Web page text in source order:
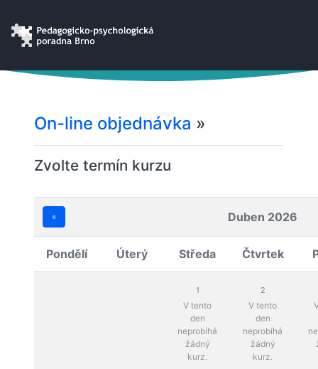
On-line objednávka »
Zvolte termín kurzu
« Duben 2026
Pondělí Úterý Středa Čtvrtek
1
V tento
den
neprobíhá
žádný
kurz.
2
V tento
den
neprobíhá
žádný
kurz.